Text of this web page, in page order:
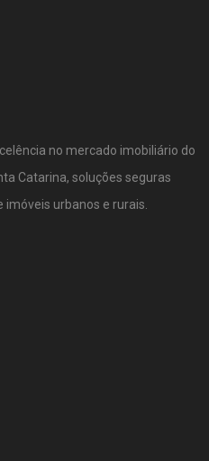
no mercado imobiliário do
Catarina, soluções seguras
urbanos e rurais.